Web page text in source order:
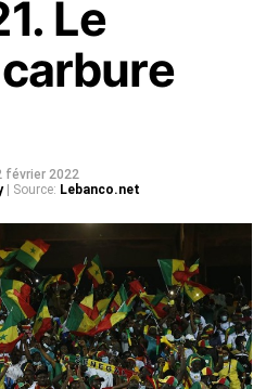
Le
février 2022
| Source: Lebanco.net